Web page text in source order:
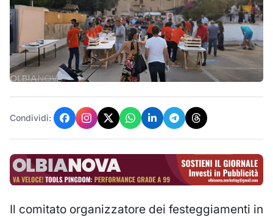
Condividi:
Il comitato organizzatore dei festeggiamenti in